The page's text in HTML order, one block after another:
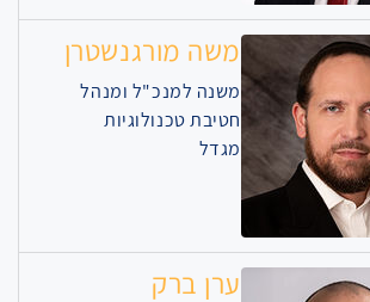
משה מורגנשטרן
משנה למנכ"ל ומנהל
חטיבת טכנולוגיות
מגדל
ערן ברק